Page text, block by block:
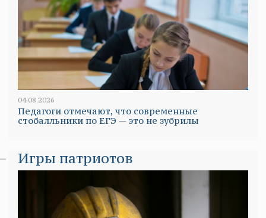
04.08.2026
Педагоги отмечают, что современные
стобалльники по ЕГЭ — это не зубрилы
Игры патриотов